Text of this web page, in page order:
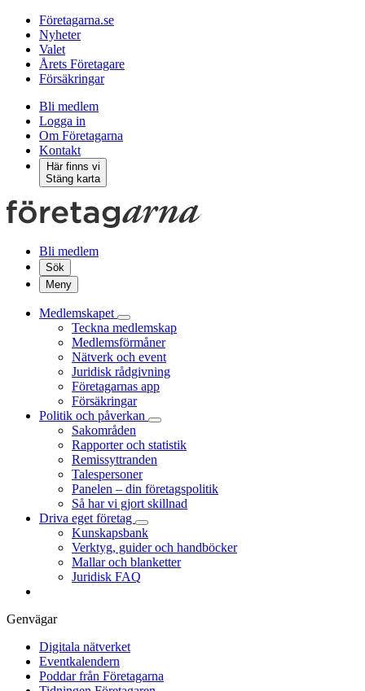
Företagarna.se
Nyheter
Valet
Årets Företagare
Försäkringar
Bli medlem
Logga in
Om Företagarna
Kontakt
Här finns vi
Stäng karta
Bli medlem
Sök
Meny
Medlemskapet
Teckna medlemskap
Medlemsförmåner
Nätverk och event
Juridisk rådgivning
Företagarnas app
Försäkringar
Politik och påverkan
Sakområden
Rapporter och statistik
Remissyttranden
Talespersoner
Panelen – din företagspolitik
Så har vi gjort skillnad
Driva eget företag
Kunskapsbank
Verktyg, guider och handböcker
Mallar och blanketter
Juridisk FAQ
Genvägar
Digitala nätverket
Eventkalendern
Poddar från Företagarna